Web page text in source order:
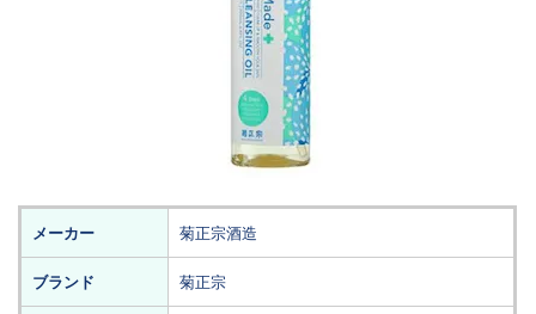
メーカー 菊正宗酒造
ブランド 菊正宗